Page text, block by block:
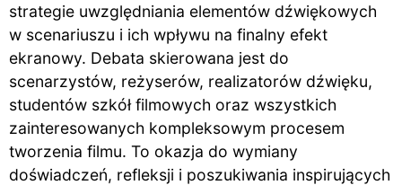
strategie uwzględniania elementów dźwiękowych
w scenariuszu i ich wpływu na finalny efekt
ekranowy. Debata skierowana jest do
scenarzystów, reżyserów, realizatorów dźwięku,
studentów szkół filmowych oraz wszystkich
zainteresowanych kompleksowym procesem
tworzenia filmu. To okazja do wymiany
doświadczeń, refleksji i poszukiwania inspirujących